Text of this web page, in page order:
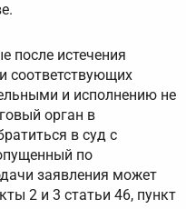
после истечения
соответствующих
и исполнению не
орган в
в суд с
по
заявления может
2 и 3 статьи 46, пункт